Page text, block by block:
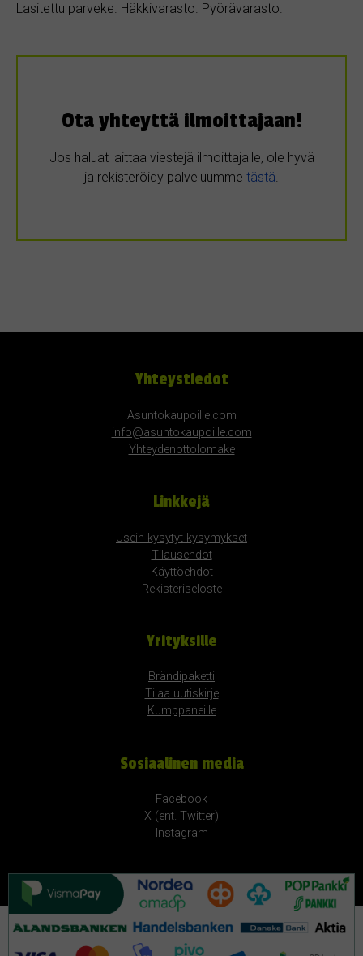
Lasitettu parveke. Häkkivarasto. Pyörävarasto.
Ota yhteyttä ilmoittajaan!
Jos haluat laittaa viestejä ilmoittajalle, ole hyvä
ja rekisteröidy palveluumme tästä.
Yhteystiedot
Asuntokaupoille.com
info@asuntokaupoille.com
Yhteydenottolomake
Linkkejä
Usein kysytyt kysymykset
Tilausehdot
Käyttöehdot
Rekisteriseloste
Yrityksille
Brändipaketti
Tilaa uutiskirje
Kumppaneille
Sosiaalinen media
Facebook
X (ent. Twitter)
Instagram